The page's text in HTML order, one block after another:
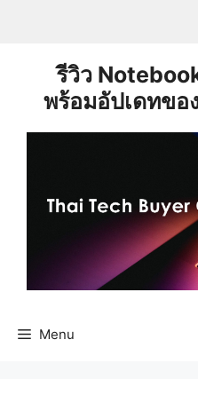
รีวิว
พร้อมอัปเดทขอ
Menu